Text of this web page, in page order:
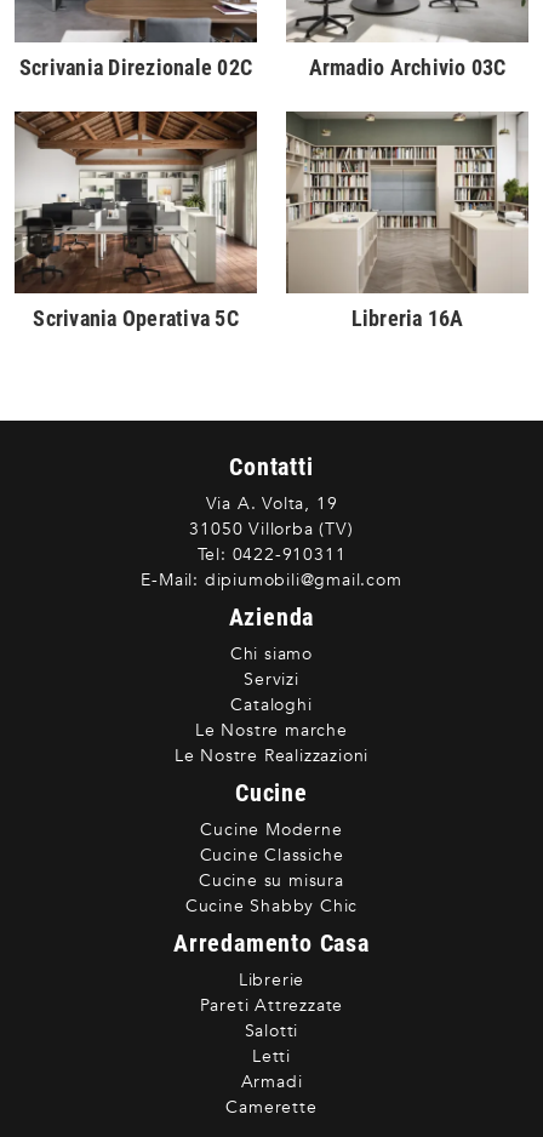
Scrivania Direzionale 02C Armadio Archivio 03C
Scrivania Operativa 5C Libreria 16A
Contatti
Via A. Volta, 19
31050 Villorba (TV)
Tel: 0422-910311
E-Mail: dipiumobili@gmail.com
Azienda
Chi siamo
Servizi
Cataloghi
Le Nostre marche
Le Nostre Realizzazioni
Cucine
Cucine Moderne
Cucine Classiche
Cucine su misura
Cucine Shabby Chic
Arredamento Casa
Librerie
Pareti Attrezzate
Salotti
Letti
Armadi
Camerette